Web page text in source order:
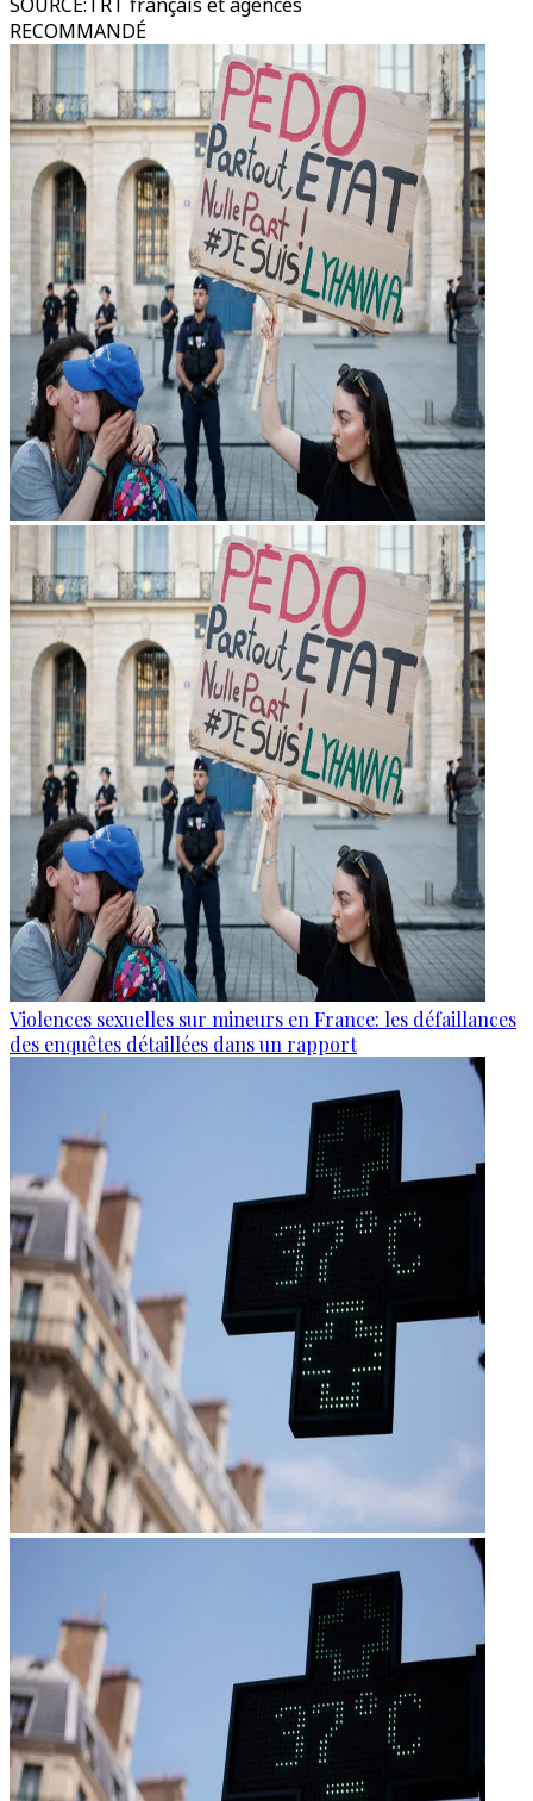
RECOMMANDÉ
Violences sexuelles sur mineurs en France: les défaillances
des enquêtes détaillées dans un rapport